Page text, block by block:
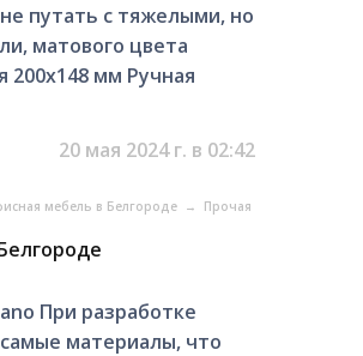
путать с тяжелыми, но
матового цвета
мм Ручная
20 мая 2024 г. в 02:42
мебель в Белгороде → Прочая
При разработке
материалы, что